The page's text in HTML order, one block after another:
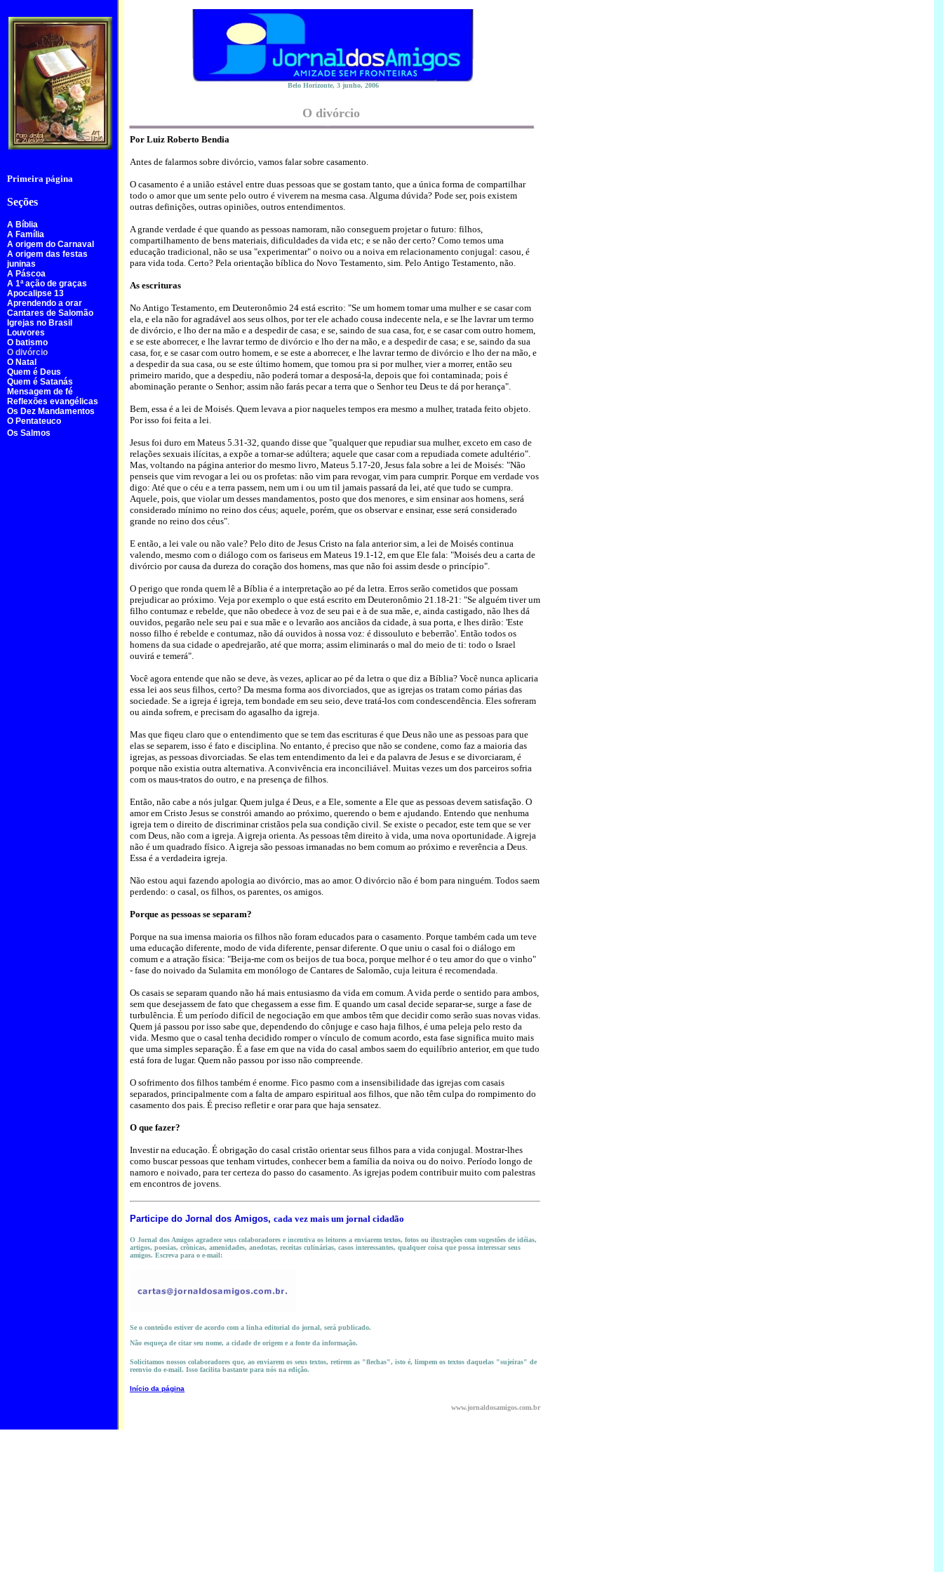
Primeira página
Seções
A Bíblia
A Família
A origem do Carnaval
A origem das festas
juninas
A Páscoa
A 1ª ação de graças
Apocalipse 13
Aprendendo a orar
Cantares de Salomão
Igrejas no Brasil
Louvores
O batismo
O divórcio
O Natal
Quem é Deus
Quem é Satanás
Mensagem de fé
Reflexões evangélicas
Os Dez Mandamentos
O Pentateuco
Os Salmos
O divórcio
Belo Horizonte, 3 junho, 2006
Por Luiz Roberto Bendia
Antes de falarmos sobre divórcio, vamos falar sobre casamento.
O casamento é a união estável entre duas pessoas que se gostam tanto, que a única forma de compartilhar
todo o amor que um sente pelo outro é viverem na mesma casa. Alguma dúvida? Pode ser, pois existem
outras definições, outras opiniões, outros entendimentos.
A grande verdade é que quando as pessoas namoram, não conseguem projetar o futuro: filhos,
compartilhamento de bens materiais, dificuldades da vida etc; e se não der certo? Como temos uma
educação tradicional, não se usa "experimentar" o noivo ou a noiva em relacionamento conjugal: casou, é
para vida toda. Certo? Pela orientação bíblica do Novo Testamento, sim. Pelo Antigo Testamento, não.
As escrituras
No Antigo Testamento, em Deuteronômio 24 está escrito: "Se um homem tomar uma mulher e se casar com
ela, e ela não for agradável aos seus olhos, por ter ele achado cousa indecente nela, e se lhe lavrar um termo
de divórcio, e lho der na mão e a despedir de casa; e se, saindo de sua casa, for, e se casar com outro homem,
e se este aborrecer, e lhe lavrar termo de divórcio e lho der na mão, e a despedir de casa; e se, saindo da sua
casa, for, e se casar com outro homem, e se este a aborrecer, e lhe lavrar termo de divórcio e lho der na mão, e
a despedir da sua casa, ou se este último homem, que tomou pra si por mulher, vier a morrer, então seu
primeiro marido, que a despediu, não poderá tornar a desposá-la, depois que foi contaminada; pois é
abominação perante o Senhor; assim não farás pecar a terra que o Senhor teu Deus te dá por herança".
Bem, essa é a lei de Moisés. Quem levava a pior naqueles tempos era mesmo a mulher, tratada feito objeto.
Por isso foi feita a lei.
Jesus foi duro em Mateus 5.31-32, quando disse que "qualquer que repudiar sua mulher, exceto em caso de
relações sexuais ilícitas, a expõe a tornar-se adúltera; aquele que casar com a repudiada comete adultério".
Mas, voltando na página anterior do mesmo livro, Mateus 5.17-20, Jesus fala sobre a lei de Moisés: "Não
penseis que vim revogar a lei ou os profetas: não vim para revogar, vim para cumprir. Porque em verdade vos
digo: Até que o céu e a terra passem, nem um i ou um til jamais passará da lei, até que tudo se cumpra.
Aquele, pois, que violar um desses mandamentos, posto que dos menores, e sim ensinar aos homens, será
considerado mínimo no reino dos céus; aquele, porém, que os observar e ensinar, esse será considerado
grande no reino dos céus".
E então, a lei vale ou não vale? Pelo dito de Jesus Cristo na fala anterior sim, a lei de Moisés continua
valendo, mesmo com o diálogo com os fariseus em Mateus 19.1-12, em que Ele fala: "Moisés deu a carta de
divórcio por causa da dureza do coração dos homens, mas que não foi assim desde o princípio".
O perigo que ronda quem lê a Bíblia é a interpretação ao pé da letra. Erros serão cometidos que possam
prejudicar ao próximo. Veja por exemplo o que está escrito em Deuteronômio 21.18-21: "Se alguém tiver um
filho contumaz e rebelde, que não obedece à voz de seu pai e à de sua mãe, e, ainda castigado, não lhes dá
ouvidos, pegarão nele seu pai e sua mãe e o levarão aos anciãos da cidade, à sua porta, e lhes dirão: 'Este
nosso filho é rebelde e contumaz, não dá ouvidos à nossa voz: é dissouluto e beberrão'. Então todos os
homens da sua cidade o apedrejarão, até que morra; assim eliminarás o mal do meio de ti: todo o Israel
ouvirá e temerá".
Você agora entende que não se deve, às vezes, aplicar ao pé da letra o que diz a Bíblia? Você nunca aplicaria
essa lei aos seus filhos, certo? Da mesma forma aos divorciados, que as igrejas os tratam como párias das
sociedade. Se a igreja é igreja, tem bondade em seu seio, deve tratá-los com condescendência. Eles sofreram
ou ainda sofrem, e precisam do agasalho da igreja.
Mas que fiqeu claro que o entendimento que se tem das escrituras é que Deus não une as pessoas para que
elas se separem, isso é fato e disciplina. No entanto, é preciso que não se condene, como faz a maioria das
igrejas, as pessoas divorciadas. Se elas tem entendimento da lei e da palavra de Jesus e se divorciaram, é
porque não existia outra alternativa. A convivência era inconciliável. Muitas vezes um dos parceiros sofria
com os maus-tratos do outro, e na presença de filhos.
Então, não cabe a nós julgar. Quem julga é Deus, e a Ele, somente a Ele que as pessoas devem satisfação. O
amor em Cristo Jesus se constrói amando ao próximo, querendo o bem e ajudando. Entendo que nenhuma
igreja tem o direito de discriminar cristãos pela sua condição civil. Se existe o pecador, este tem que se ver
com Deus, não com a igreja. A igreja orienta. As pessoas têm direito à vida, uma nova oportunidade. A igreja
não é um quadrado físico. A igreja são pessoas irmanadas no bem comum ao próximo e reverência a Deus.
Essa é a verdadeira igreja.
Não estou aqui fazendo apologia ao divórcio, mas ao amor. O divórcio não é bom para ninguém. Todos saem
perdendo: o casal, os filhos, os parentes, os amigos.
Porque as pessoas se separam?
Porque na sua imensa maioria os filhos não foram educados para o casamento. Porque também cada um teve
uma educação diferente, modo de vida diferente, pensar diferente. O que uniu o casal foi o diálogo em
comum e a atração física: "Beija-me com os beijos de tua boca, porque melhor é o teu amor do que o vinho"
- fase do noivado da Sulamita em monólogo de Cantares de Salomão, cuja leitura é recomendada.
Os casais se separam quando não há mais entusiasmo da vida em comum. A vida perde o sentido para ambos,
sem que desejassem de fato que chegassem a esse fim. E quando um casal decide separar-se, surge a fase de
turbulência. É um período difícil de negociação em que ambos têm que decidir como serão suas novas vidas.
Quem já passou por isso sabe que, dependendo do cônjuge e caso haja filhos, é uma peleja pelo resto da
vida. Mesmo que o casal tenha decidido romper o vínculo de comum acordo, esta fase significa muito mais
que uma simples separação. É a fase em que na vida do casal ambos saem do equilíbrio anterior, em que tudo
está fora de lugar. Quem não passou por isso não compreende.
O sofrimento dos filhos também é enorme. Fico pasmo com a insensibilidade das igrejas com casais
separados, principalmente com a falta de amparo espiritual aos filhos, que não têm culpa do rompimento do
casamento dos pais. É preciso refletir e orar para que haja sensatez.
O que fazer?
Investir na educação. É obrigação do casal cristão orientar seus filhos para a vida conjugal. Mostrar-lhes
como buscar pessoas que tenham virtudes, conhecer bem a família da noiva ou do noivo. Período longo de
namoro e noivado, para ter certeza do passo do casamento. As igrejas podem contribuir muito com palestras
em encontros de jovens.
Participe do Jornal dos Amigos, cada vez mais um jornal cidadão
O Jornal dos Amigos agradece seus colaboradores e incentiva os leitores a enviarem textos, fotos ou ilustrações com sugestões de idéias,
artigos, poesias, crônicas, amenidades, anedotas, receitas culinárias, casos interessantes, qualquer coisa que possa interessar seus
amigos. Escreva para o e-mail:
Se o conteúdo estiver de acordo com a linha editorial do jornal, será publicado.
Não esqueça de citar seu nome, a cidade de origem e a fonte da informação.
Solicitamos nossos colaboradores que, ao enviarem os seus textos, retirem as "flechas", isto é, limpem os textos daquelas "sujeiras" de
reenvio do e-mail. Isso facilita bastante para nós na edição.
Início da página
www.jornaldosamigos.com.br